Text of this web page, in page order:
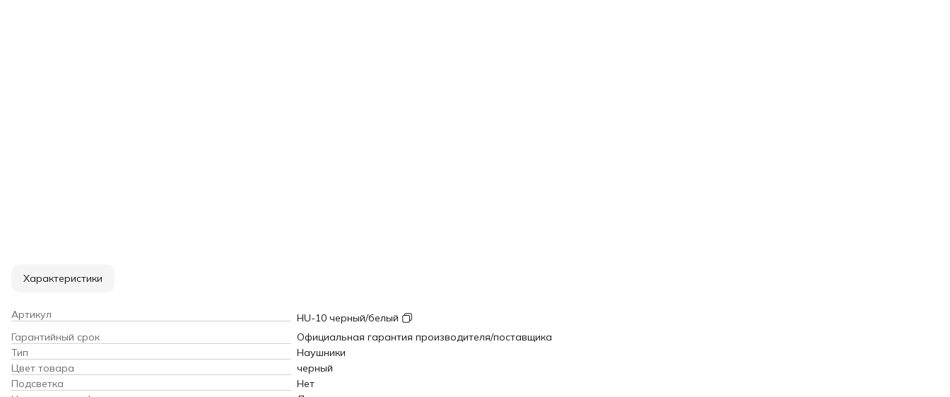
Характеристики
Артикул
HU-10 черный/белый
Гарантийный срок
Официальная гарантия производителя/поставщика
Тип
Наушники
Цвет товара
черный
Подсветка
Нет